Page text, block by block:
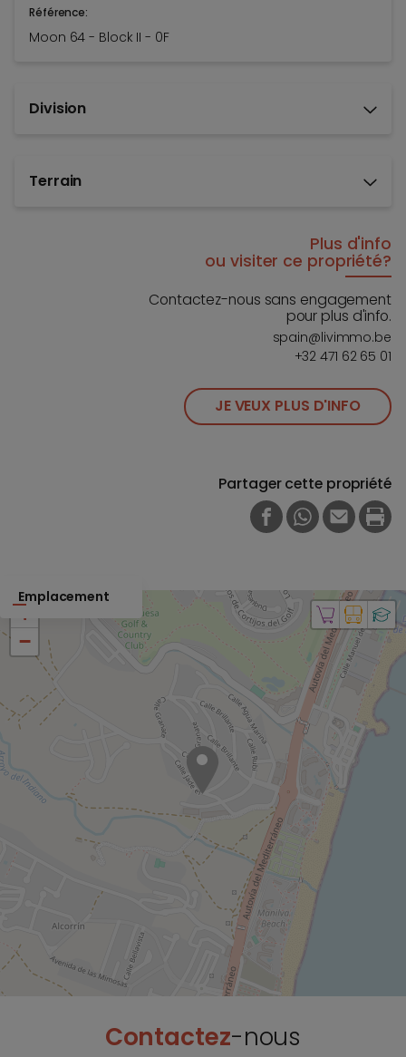
Référence:
Moon 64 - Block II - 0F
Division
Terrain
Plus d'info
ou visiter ce propriété?
Contactez-nous sans engagement
pour plus d'info.
spain@livimmo.be
+32 471 62 65 01
JE VEUX PLUS D'INFO
Partager cette propriété
FACEBOOK
WHATSAPP
E-MAIL
Emplacement
+
−
Contactez-nous